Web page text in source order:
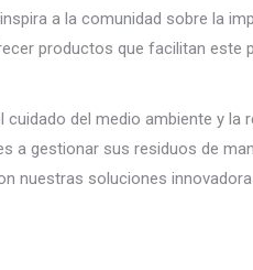
a la comunidad sobre la
productos que facilitan este
del medio ambiente y la
a gestionar sus residuos de
nuestras soluciones